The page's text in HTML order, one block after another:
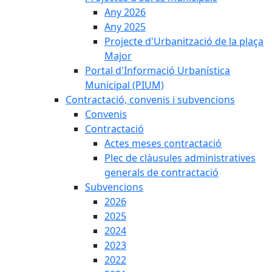
Any 2026
Any 2025
Projecte d'Urbanització de la plaça
Major
Portal d'Informació Urbanística
Municipal (PIUM)
Contractació, convenis i subvencions
Convenis
Contractació
Actes meses contractació
Plec de clàusules administratives
generals de contractació
Subvencions
2026
2025
2024
2023
2022